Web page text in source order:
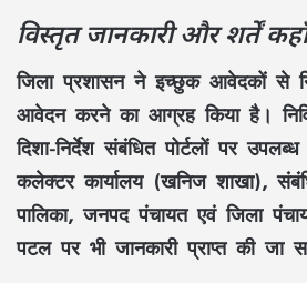
विस्तृत जानकारी और शर्तें
जिला प्रशासन ने इच्छुक आवेदकों से
आवेदन करने का आग्रह किया है।
दिशा-निर्देशसंबंधित पोर्टलों पर
कलेक्टर कार्यालय (खनिज शाखा),
पालिका,जनपद पंचायतएवंजिला
पटल पर भी जानकारी प्राप्त की जा